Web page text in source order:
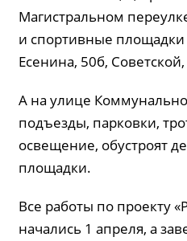
Магистральном
и спортивные площадки
Есенина, 50б,
А на улице
подъезды, парковки,
освещение, обустроят
площадки.
Все работы по проекту
начались 1 апреля, а